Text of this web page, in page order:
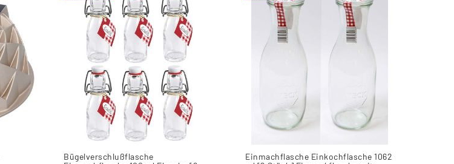
Bügelverschlußflasche
Einmachflasche Einkochflasche 1062